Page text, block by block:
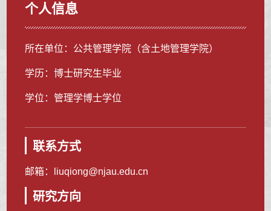
个人信息
所在单位：公共管理学院（含土地管理学院）
学历：博士研究生毕业
学位：管理学博士学位
联系方式
邮箱： liuqiong@njau.edu.cn
研究方向